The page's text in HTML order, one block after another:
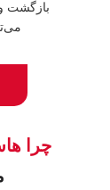
بازگشت
چرا